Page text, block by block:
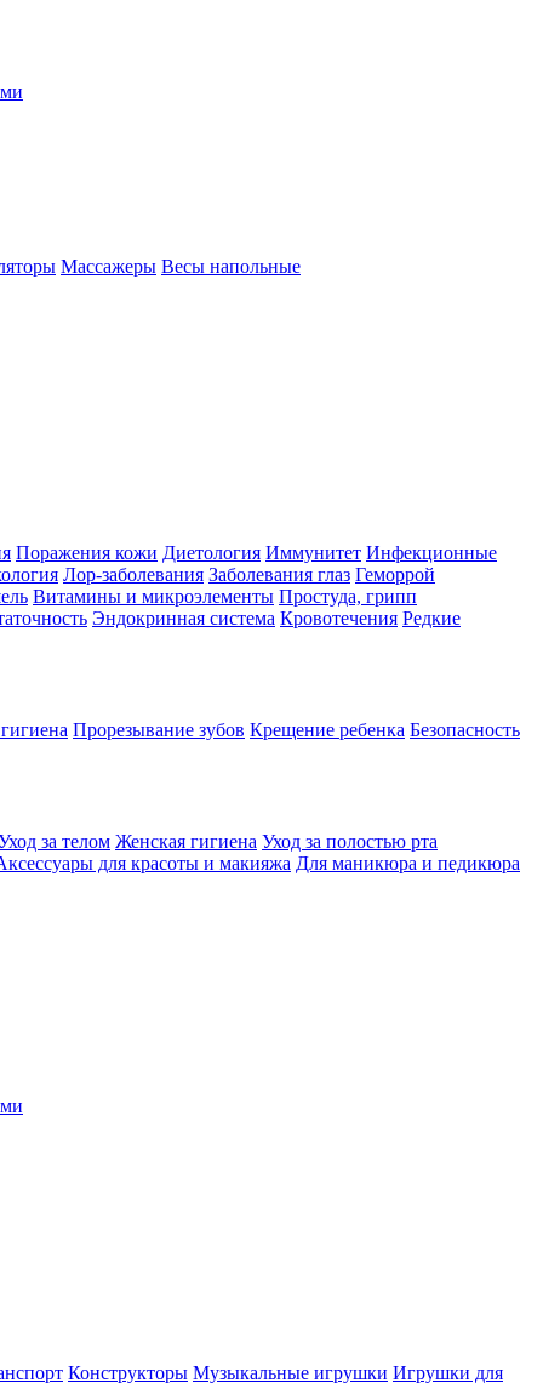
Массажеры Весы напольные
Поражения кожи Диетология Иммунитет Инфекционные
Лор-заболевания Заболевания глаз Геморрой
Витамины и микроэлементы Простуда, грипп
Эндокринная система Кровотечения Редкие
Прорезывание зубов Крещение ребенка Безопасность
за телом Женская гигиена Уход за полостью рта
для красоты и макияжа Для маникюра и педикюра
Конструкторы Музыкальные игрушки Игрушки для